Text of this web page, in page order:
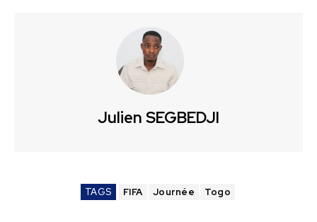
Julien SEGBEDJI
TAGS FIFA Journée Togo